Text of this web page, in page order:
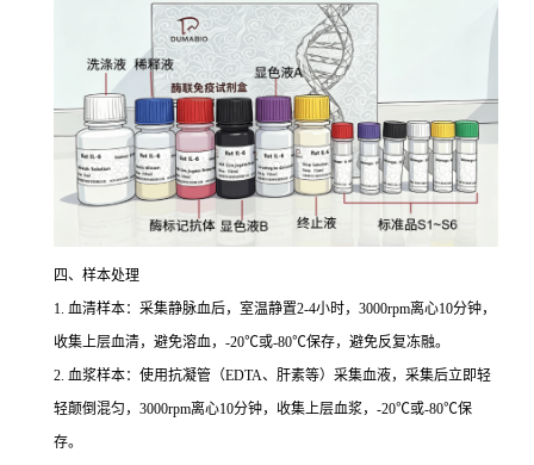
四、样本处理
1. 血清样本：采集静脉血后，室温静置2-4小时，3000rpm离心10分钟，
收集上层血清，避免溶血，-20℃或-80℃保存，避免反复冻融。
2. 血浆样本：使用抗凝管（EDTA、肝素等）采集血液，采集后立即轻
轻颠倒混匀，3000rpm离心10分钟，收集上层血浆，-20℃或-80℃保
存。